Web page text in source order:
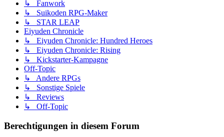
↳ Fanwork
↳ Suikoden RPG-Maker
↳ STAR LEAP
Eiyuden Chronicle
↳ Eiyuden Chronicle: Hundred Heroes
↳ Eiyuden Chronicle: Rising
↳ Kickstarter-Kampagne
Off-Topic
↳ Andere RPGs
↳ Sonstige Spiele
↳ Reviews
↳ Off-Topic
Berechtigungen in diesem Forum